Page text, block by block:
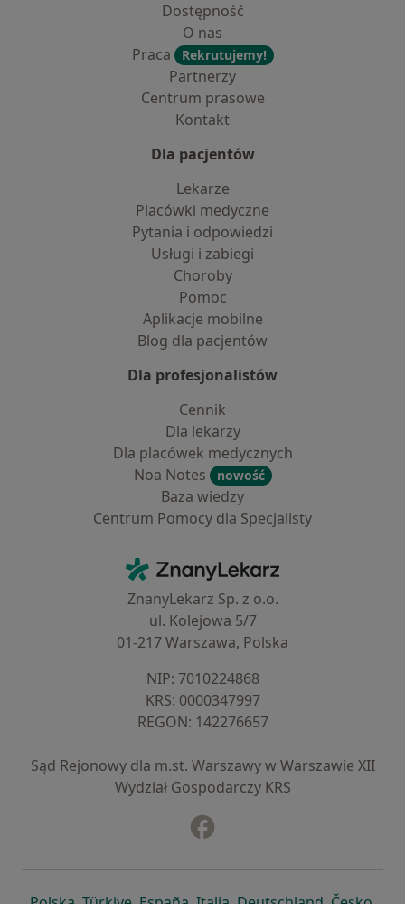
Dostępność
O nas
Praca
Rekrutujemy!
Partnerzy
Centrum prasowe
Kontakt
Dla pacjentów
Lekarze
Placówki medyczne
Pytania i odpowiedzi
Usługi i zabiegi
Choroby
Pomoc
Aplikacje mobilne
Blog dla pacjentów
Dla profesjonalistów
Cennik
Dla lekarzy
Dla placówek medycznych
Noa Notes
nowość
Baza wiedzy
Centrum Pomocy dla Specjalisty
ZnanyLekarz - Strona główna
ZnanyLekarz Sp. z o.o.
ul. Kolejowa 5/7
01-217 Warszawa, Polska
NIP: ⁠7010224868
KRS: ⁠0000347997
REGON: ⁠142276657
Sąd Rejonowy dla m.st. Warszawy w Warszawie XII
Wydział Gospodarczy KRS